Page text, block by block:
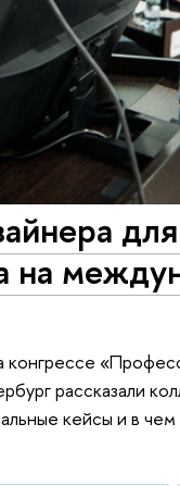
на
рассказали
кейсы и в